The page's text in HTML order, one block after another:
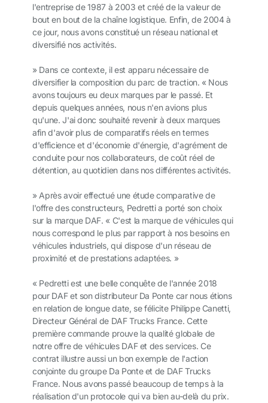
l'entreprise de 1987 à 2003 et créé de la valeur de
bout en bout de la chaîne logistique. Enfin, de 2004 à
ce jour, nous avons constitué un réseau national et
diversifié nos activités.
» Dans ce contexte, il est apparu nécessaire de
diversifier la composition du parc de traction. « Nous
avons toujours eu deux marques par le passé. Et
depuis quelques années, nous n'en avions plus
qu'une. J'ai donc souhaité revenir à deux marques
afin d'avoir plus de comparatifs réels en termes
d'efficience et d'économie d'énergie, d'agrément de
conduite pour nos collaborateurs, de coût réel de
détention, au quotidien dans nos différentes activités.
» Après avoir effectué une étude comparative de
l'offre des constructeurs, Pedretti a porté son choix
sur la marque DAF. « C'est la marque de véhicules qui
nous correspond le plus par rapport à nos besoins en
véhicules industriels, qui dispose d'un réseau de
proximité et de prestations adaptées. »
« Pedretti est une belle conquête de l'année 2018
pour DAF et son distributeur Da Ponte car nous étions
en relation de longue date, se félicite Philippe Canetti,
Directeur Général de DAF Trucks France. Cette
première commande prouve la qualité globale de
notre offre de véhicules DAF et des services. Ce
contrat illustre aussi un bon exemple de l'action
conjointe du groupe Da Ponte et de DAF Trucks
France. Nous avons passé beaucoup de temps à la
réalisation d'un protocole qui va bien au-delà du prix.